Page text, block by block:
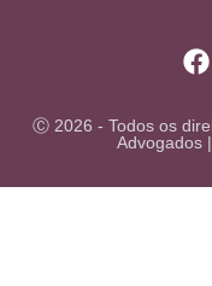
Ⓒ 2026 - Todos os
Advogados